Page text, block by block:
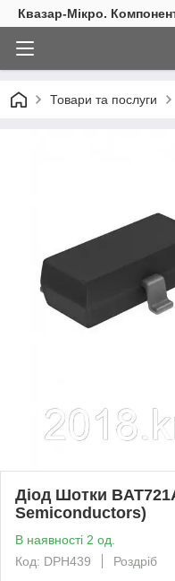
Квазар-Мікро.
Товари та послуги
Діод Шотки
Semiconductors)
В наявності 2 од.
Код: DPH439
Роздріб